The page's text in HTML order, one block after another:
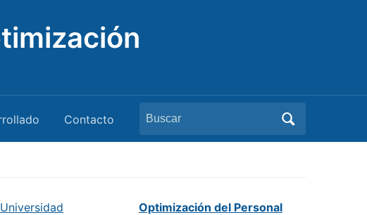
Contacto Buscar:
Universidad
Optimización del Personal